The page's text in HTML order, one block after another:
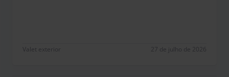
Valet exterior 27 de julho de 2026